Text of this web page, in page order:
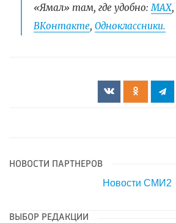
«Ямал» там, где удобно:МАХ,
ВКонтакте, Одноклассники.
НОВОСТИ ПАРТНЕРОВ
Новости СМИ2
ВЫБОР РЕДАКЦИИ